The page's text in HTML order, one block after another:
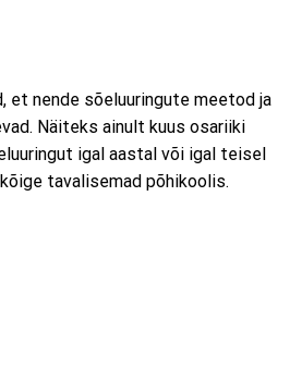
et nende sõeluuringute meetod ja
Näiteks ainult kuus osariiki
igal aastal või igal teisel
tavalisemad põhikoolis.